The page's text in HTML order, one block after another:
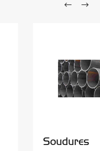
Soudures